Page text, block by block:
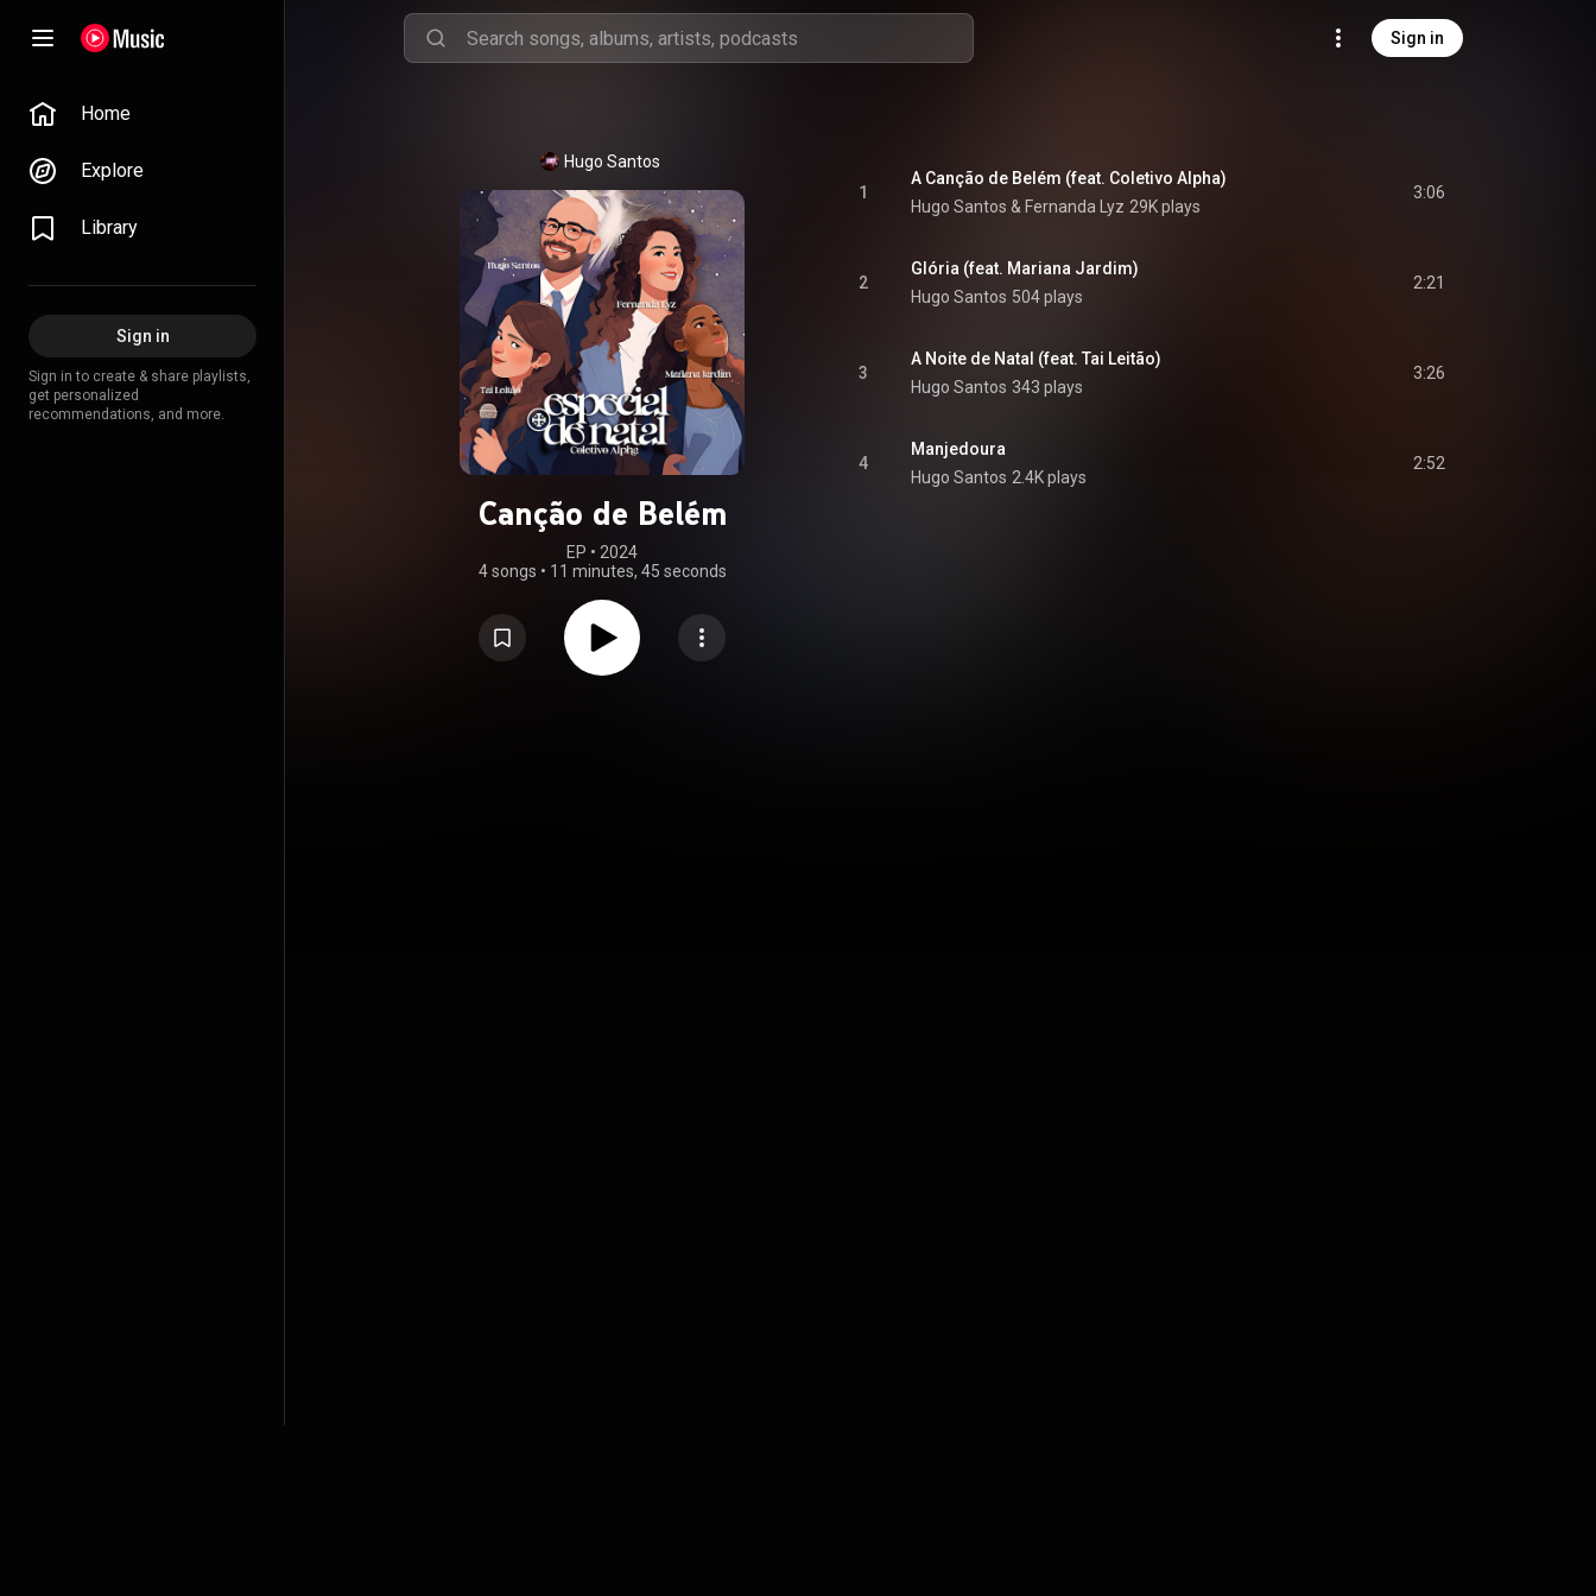
Sign in
Home
Explore
Library
Sign in
Sign in to create & share playlists,
get personalized
recommendations, and more.
Hugo Santos
Canção de Belém
EP • 2024
4 songs • 11 minutes, 45 seconds
1
A Canção de Belém (feat. Coletivo Alpha)
Hugo Santos & Fernanda Lyz 29K plays
3:06
2
Glória (feat. Mariana Jardim)
Hugo Santos 504 plays
2:21
3
A Noite de Natal (feat. Tai Leitão)
Hugo Santos 343 plays
3:26
4
Manjedoura
Hugo Santos 2.4K plays
2:52